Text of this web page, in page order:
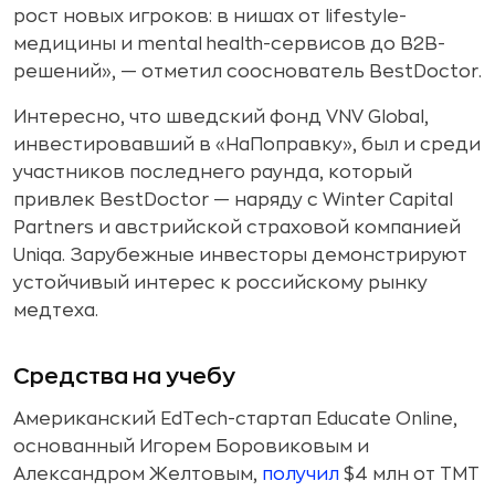
рост новых игроков: в нишах от lifestyle-
медицины и mental health-сервисов до B2B-
решений», — отметил сооснователь BestDoctor.
Интересно, что шведский фонд VNV Global,
инвестировавший в «НаПоправку», был и среди
участников последнего раунда, который
привлек BestDoctor — наряду с Winter Capital
Partners и австрийской страховой компанией
Uniqa. Зарубежные инвесторы демонстрируют
устойчивый интерес к российскому рынку
медтеха.
Средства на учебу
Американский EdTech-стартап Educate Online,
основанный Игорем Боровиковым и
Александром Желтовым, получил $4 млн от TMT